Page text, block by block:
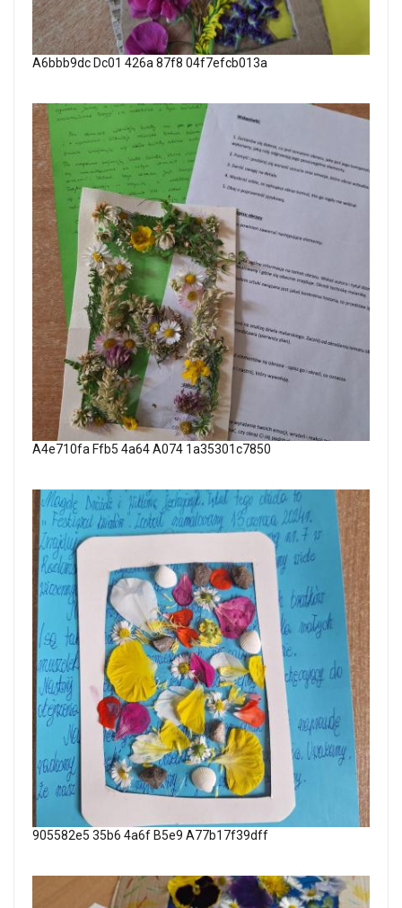
A6bbb9dc Dc01 426a 87f8 04f7efcb013a
A4e710fa Ffb5 4a64 A074 1a35301c7850
905582e5 35b6 4a6f B5e9 A77b17f39dff